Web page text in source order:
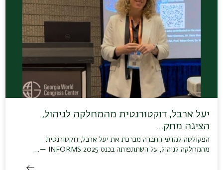
יעל ארבל, דוקטורנטית מהמחלקה לניהול,
הציגה מחק…
הפקולטה למדעי החברה מברכת את יעל ארבל, דוקטורנטית
מהמחלקה לניהול, על השתתפותה בכנס INFORMS 2025 —…